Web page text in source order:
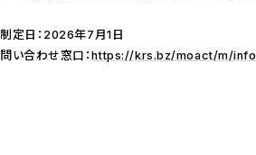
制定日：2026年7月1日
問い合わせ窓口：https://krs.bz/moact/m/info